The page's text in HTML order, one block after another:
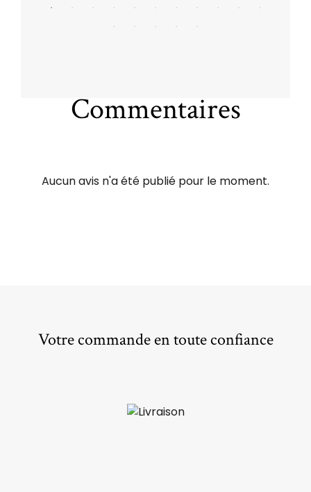
Commentaires
Aucun avis n'a été publié pour le moment.
Votre commande en toute confiance